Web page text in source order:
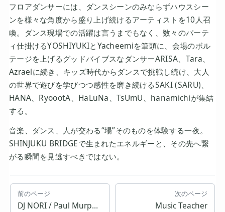
フロアダンサーには、ダンスシーンのみならずハウスシー
ンを様々な角度から盛り上げ続けるアーティストを10人召
喚。ダンス現場での活躍は言うまでもなく、数々のパーテ
ィ仕掛けるYOSHIYUKIとYacheemiを筆頭に、会場のボル
テージを上げるグッドバイブスなダンサーARISA、Tara、
Azraelに続き、キッズ時代からダンスで挑戦し続け、大人
の世界で遊びを学びつつ感性を磨き続けるSAKI (SARU)、
HANA、RyoootA、HaLuNa、TsUmU、hanamichiが集結
する。
音楽、ダンス、人が交わる“場”そのものを体験する一夜。
SHINJUKU BRIDGEで生まれたエネルギーと、その先へ繋
がる瞬間を見逃すべきではない。
前のページ
DJ NORI / Paul Murphy / Max Essa
次のページ
Music Teacher